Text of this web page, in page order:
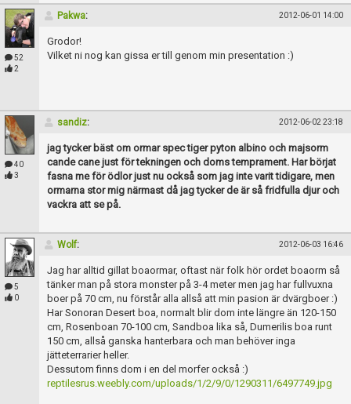
52
2
Pakwa: 2012-06-01 14:00
Grodor!
Vilket ni nog kan gissa er till genom min presentation :)
40
3
sandiz: 2012-06-02 23:18
jag tycker bäst om ormar spec tiger pyton albino och majsorm
cande cane just för tekningen och doms temprament. Har börjat
fasna me för ödlor just nu också som jag inte varit tidigare, men
ormarna stor mig närmast då jag tycker de är så fridfulla djur och
vackra att se på.
5
0
Wolf: 2012-06-03 16:46
Jag har alltid gillat boaormar, oftast när folk hör ordet boaorm så
tänker man på stora monster på 3-4 meter men jag har fullvuxna
boer på 70 cm, nu förstår alla allså att min pasion är dvärgboer :)
Har Sonoran Desert boa, normalt blir dom inte längre än 120-150
cm, Rosenboan 70-100 cm, Sandboa lika så, Dumerilis boa runt
150 cm, allså ganska hanterbara och man behöver inga
jätteterrarier heller.
Dessutom finns dom i en del morfer också :)
reptilesrus.weebly.com/uploads/1/2/9/0/1290311/6497749.jpg